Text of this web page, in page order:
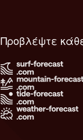
Προβλέψτε